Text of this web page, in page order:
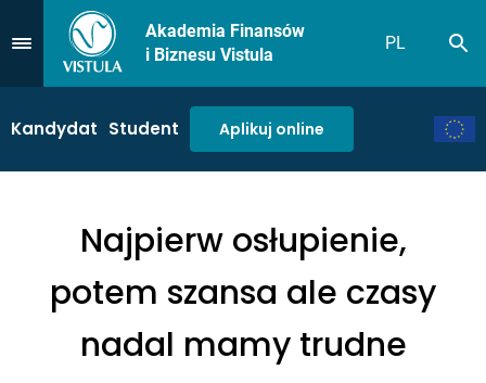
Przejdź do Menu
Akademia Finansów
i Biznesu Vistula
PL
Kandydat Student Aplikuj online
Najpierw osłupienie,
potem szansa ale czasy
nadal mamy trudne